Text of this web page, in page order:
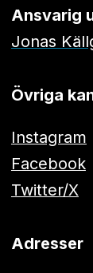
Ansvarig
Jonas
Övriga
Instagram
Facebook
Twitter/X
Adresser